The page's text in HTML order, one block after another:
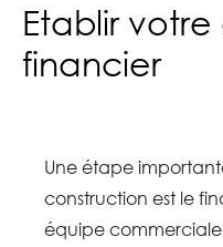
Etablir votre
financier
Une étape
construction est le
équipe